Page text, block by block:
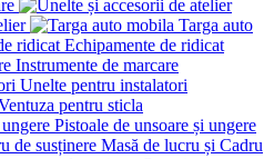
Targa auto
Echipamente de ridicat
Instrumente de marcare
Unelte pentru instalatori
pentru sticla
Pistoale de unsoare și ungere
Masă de lucru și Cadru